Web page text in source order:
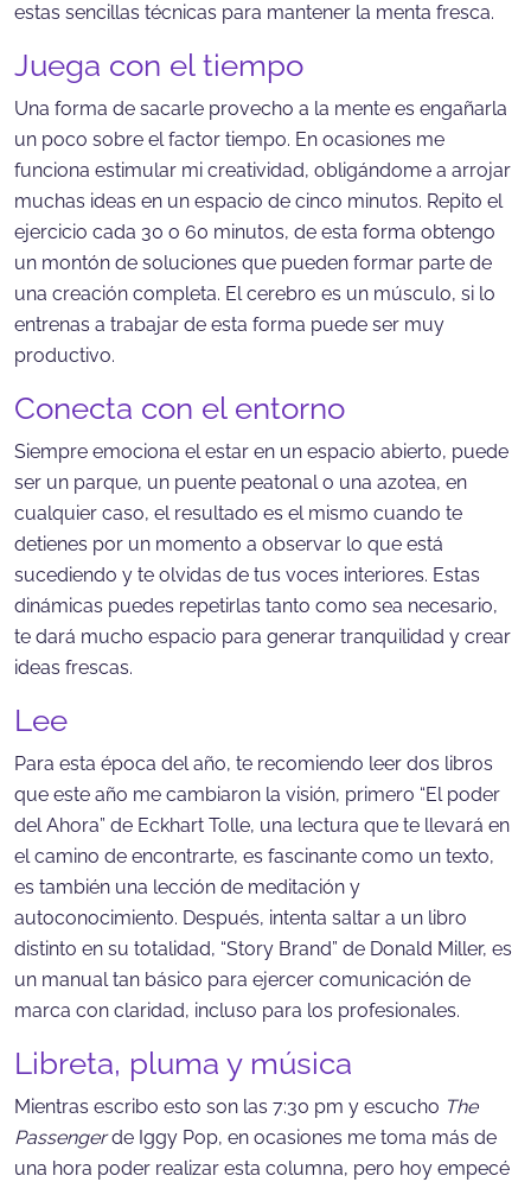
estas sencillas técnicas para mantener la menta fresca.
Juega con el tiempo
Una forma de sacarle provecho a la mente es engañarla
un poco sobre el factor tiempo. En ocasiones me
funciona estimular mi creatividad, obligándome a arrojar
muchas ideas en un espacio de cinco minutos. Repito el
ejercicio cada 30 o 60 minutos, de esta forma obtengo
un montón de soluciones que pueden formar parte de
una creación completa. El cerebro es un músculo, si lo
entrenas a trabajar de esta forma puede ser muy
productivo.
Conecta con el entorno
Siempre emociona el estar en un espacio abierto, puede
ser un parque, un puente peatonal o una azotea, en
cualquier caso, el resultado es el mismo cuando te
detienes por un momento a observar lo que está
sucediendo y te olvidas de tus voces interiores. Estas
dinámicas puedes repetirlas tanto como sea necesario,
te dará mucho espacio para generar tranquilidad y crear
ideas frescas.
Lee
Para esta época del año, te recomiendo leer dos libros
que este año me cambiaron la visión, primero “El poder
del Ahora” de Eckhart Tolle, una lectura que te llevará en
el camino de encontrarte, es fascinante como un texto,
es también una lección de meditación y
autoconocimiento. Después, intenta saltar a un libro
distinto en su totalidad, “Story Brand” de Donald Miller, es
un manual tan básico para ejercer comunicación de
marca con claridad, incluso para los profesionales.
Libreta, pluma y música
Mientras escribo esto son las 7:30 pm y escucho The
Passengerde Iggy Pop, en ocasiones me toma más de
una hora poder realizar esta columna, pero hoy empecé